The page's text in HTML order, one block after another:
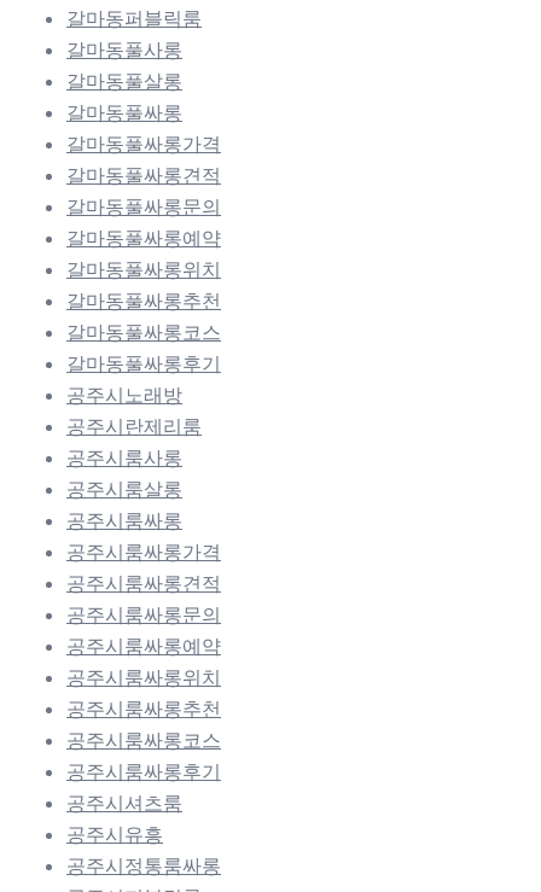
갈마동퍼블릭룸
갈마동풀사롱
갈마동풀살롱
갈마동풀싸롱
갈마동풀싸롱가격
갈마동풀싸롱견적
갈마동풀싸롱문의
갈마동풀싸롱예약
갈마동풀싸롱위치
갈마동풀싸롱추천
갈마동풀싸롱코스
갈마동풀싸롱후기
공주시노래방
공주시란제리룸
공주시룸사롱
공주시룸살롱
공주시룸싸롱
공주시룸싸롱가격
공주시룸싸롱견적
공주시룸싸롱문의
공주시룸싸롱예약
공주시룸싸롱위치
공주시룸싸롱추천
공주시룸싸롱코스
공주시룸싸롱후기
공주시셔츠룸
공주시유흥
공주시정통룸싸롱